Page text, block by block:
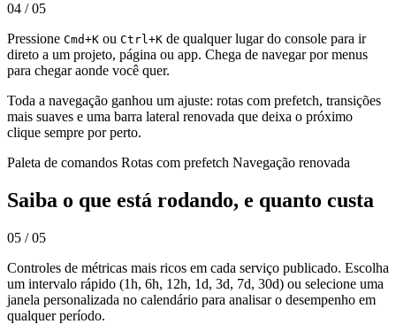
04 / 05
Pressione Cmd+K ou Ctrl+K de qualquer lugar do console para ir
direto a um projeto, página ou app. Chega de navegar por menus
para chegar aonde você quer.
Toda a navegação ganhou um ajuste: rotas com prefetch, transições
mais suaves e uma barra lateral renovada que deixa o próximo
clique sempre por perto.
Paleta de comandos Rotas com prefetch Navegação renovada
Saiba o que está rodando, e quanto custa
05 / 05
Controles de métricas mais ricos em cada serviço publicado. Escolha
um intervalo rápido (1h, 6h, 12h, 1d, 3d, 7d, 30d) ou selecione uma
janela personalizada no calendário para analisar o desempenho em
qualquer período.